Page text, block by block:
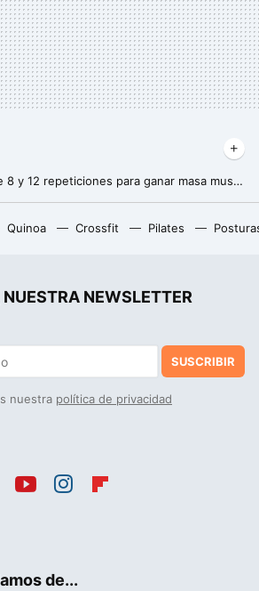
Adiós a hacer entre 8 y 12 repeticiones para ganar masa muscular: uno de los mayores expertos en fitness revela la forma más efectiva
Quinoa Crossfit Pilates
NEWSLETTER
SUSCRIBIR
nuestra política de privacidad
de...